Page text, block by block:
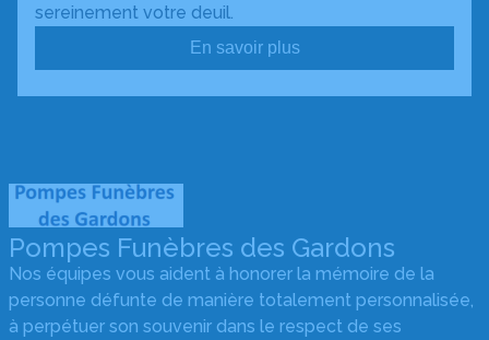
sereinement votre deuil.
En savoir plus
Pompes Funèbres des Gardons
Nos équipes vous aident à honorer la mémoire de la
personne défunte de manière totalement personnalisée,
à perpétuer son souvenir dans le respect de ses